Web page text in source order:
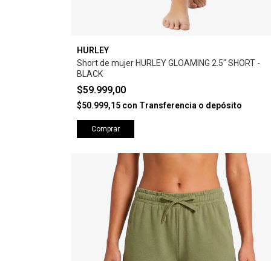
HURLEY
Short de mujer HURLEY GLOAMING 2.5" SHORT -
BLACK
$59.999,00
$50.999,15 con Transferencia o depósito
Comprar